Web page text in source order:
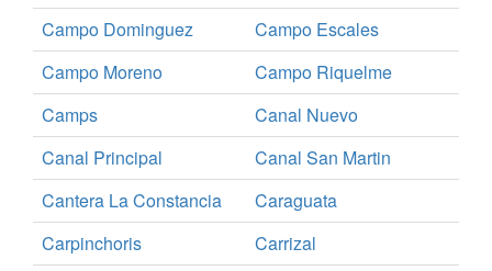
Campo Dominguez
Campo Escales
Campo Moreno
Campo Riquelme
Camps
Canal Nuevo
Canal Principal
Canal San Martin
Cantera La Constancia
Caraguata
Carpinchoris
Carrizal